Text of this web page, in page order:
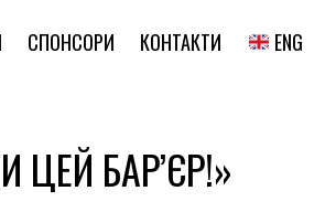
СПОНСОРИ КОНТАКТИ ENG
БАР’ЄР!»